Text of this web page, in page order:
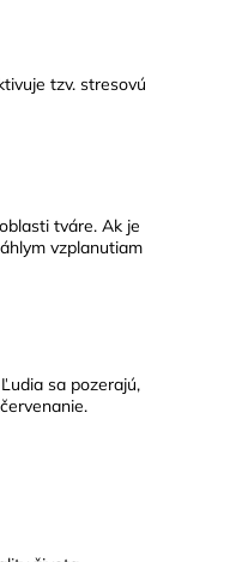
tzv. stresovú
tváre. Ak je
vzplanutiam
sa pozerajú,